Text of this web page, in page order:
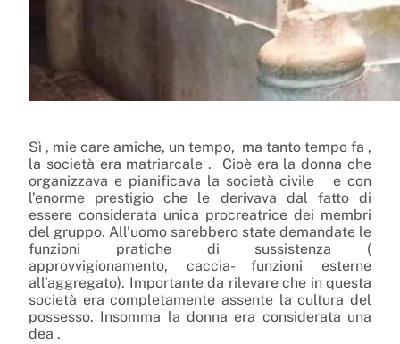
Sì , mie care amiche, un tempo, ma tanto tempo fa ,
la società era matriarcale .
Cioè era la donna che
organizzava e pianificava la società civile
e con
l’enorme prestigio che le derivava dal fatto di
essere considerata unica procreatrice dei membri
del gruppo. All’uomo sarebbero state demandate le
funzioni pratiche di sussistenza (
approvvigionamento, caccia- funzioni esterne
all’aggregato). Importante da rilevare che in questa
società era completamente assente la cultura del
possesso. Insomma la donna era considerata una
dea .